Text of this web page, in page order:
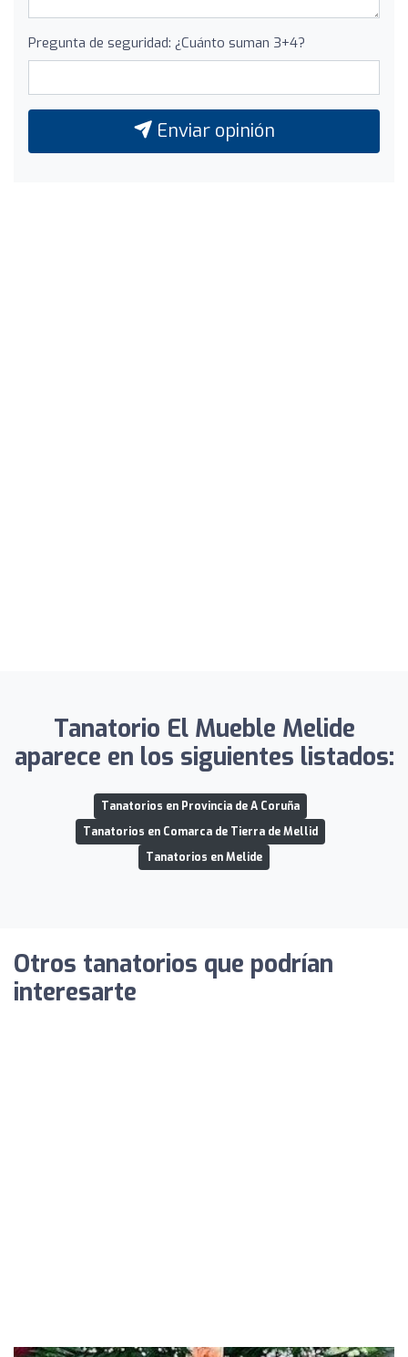
Pregunta de seguridad: ¿Cuánto suman 3+4?
Enviar opinión
Tanatorio El Mueble Melide
aparece en los siguientes listados:
Tanatorios en Provincia de A Coruña
Tanatorios en Comarca de Tierra de Mellid
Tanatorios en Melide
Otros tanatorios que podrían
interesarte